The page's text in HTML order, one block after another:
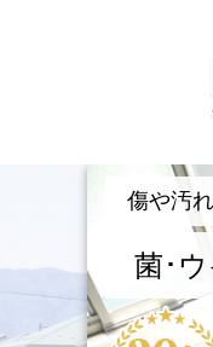
傷や汚
菌･